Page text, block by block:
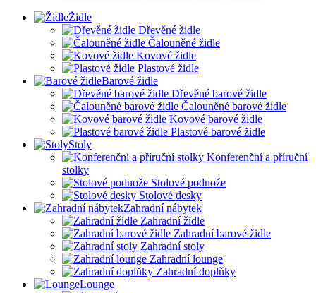
Židle
Dřevěné židle
Čalouněné židle
Kovové židle
Plastové židle
Barové židle
Dřevěné barové židle
Čalouněné barové židle
Kovové barové židle
Plastové barové židle
Stoly
Konferenční a příruční
stolky
Stolové podnože
Stolové desky
Zahradní nábytek
Zahradní židle
Zahradní barové židle
Zahradní stoly
Zahradní lounge
Zahradní doplňky
Lounge